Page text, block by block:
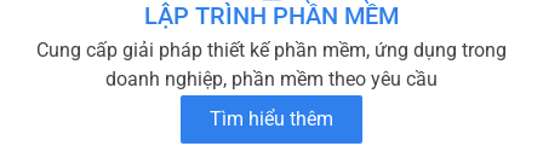
LẬP TRÌNH PHẦN MỀM
Cung cấp giải pháp thiết kế phần mềm, ứng dụng trong
doanh nghiệp, phần mềm theo yêu cầu
Tìm hiểu thêm